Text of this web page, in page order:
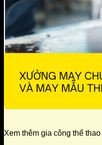
Xem thêm gia công thể thao